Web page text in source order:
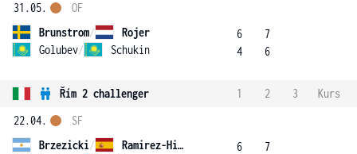
31.05.
Brunstrom/
Rojer
Golubev/ Schukin
OF
6
4
7
6
Řím 2 challenger 1 2 3
Kurs
22.04.
Brzezicki/
Ramirez-Hidalgo
SF
6
7